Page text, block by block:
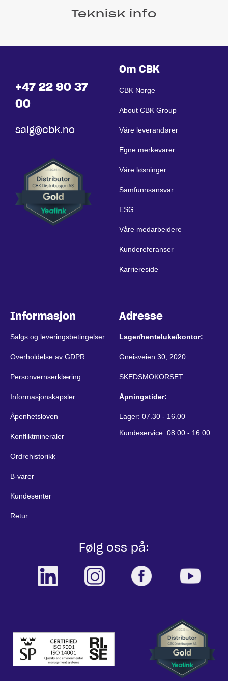
Teknisk info
+47 22 90 37
00
salg@cbk.no
Om CBK
CBK Norge
About CBK Group
Våre leverandører
Egne merkevarer
Våre løsninger
Samfunnsansvar
ESG
Våre medarbeidere
Kundereferanser
Karriereside
Informasjon
Salgs og leveringsbetingelser
Overholdelse av GDPR
Personvernserklæring
Informasjonskapsler
Åpenhetsloven
Konfliktmineraler
Ordrehistorikk
B-varer
Kundesenter
Retur
Adresse
Lager/henteluke/kontor:
Gneisveien 30, 2020
SKEDSMOKORSET
Åpningstider:
Lager: 07.30 - 16.00
Kundeservice: 08:00 - 16.00
Følg oss på: